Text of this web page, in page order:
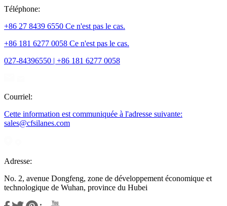
Téléphone:
+86 27 8439 6550 Ce n'est pas le cas.
+86 181 6277 0058 Ce n'est pas le cas.
027-84396550 | +86 181 6277 0058
Courriel:
Cette information est communiquée à l'adresse suivante:
sales@cfsilanes.com
Adresse:
No. 2, avenue Dongfeng, zone de développement économique et
technologique de Wuhan, province du Hubei